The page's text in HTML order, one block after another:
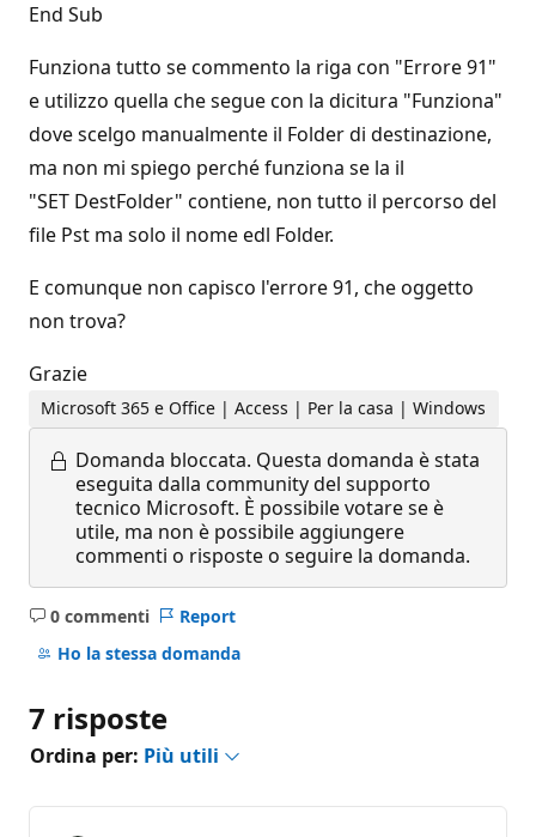
End Sub
Funziona tutto se commento la riga con "Errore 91"
e utilizzo quella che segue con la dicitura "Funziona"
dove scelgo manualmente il Folder di destinazione,
ma non mi spiego perché funziona se la il
"SET DestFolder" contiene, non tutto il percorso del
file Pst ma solo il nome edl Folder.
E comunque non capisco l'errore 91, che oggetto
non trova?
Grazie
Microsoft 365 e Office | Access | Per la casa | Windows
Domanda bloccata. Questa domanda è stata
eseguita dalla community del supporto
tecnico Microsoft. È possibile votare se è
utile, ma non è possibile aggiungere
commenti o risposte o seguire la domanda.
0 commenti
Nessun
commento
Report
Ho la stessa domanda
7 risposte
Ordina per: Più utili